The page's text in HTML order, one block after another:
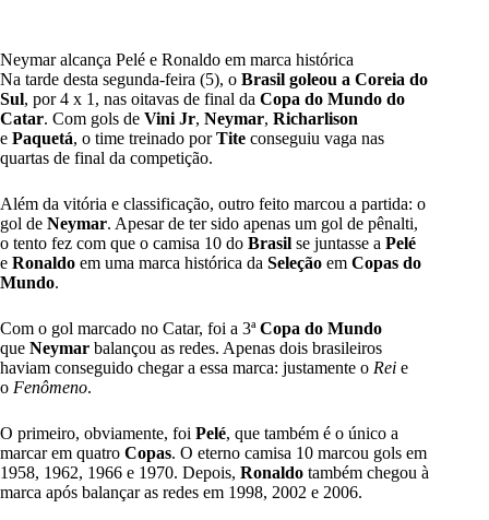
Neymar alcança Pelé e Ronaldo em marca histórica
Na tarde desta segunda-feira (5), o Brasil goleou a Coreia do
Sul, por 4 x 1, nas oitavas de final da Copa do Mundo do
Catar. Com gols de Vini Jr, Neymar, Richarlison
e Paquetá, o time treinado porTite conseguiu vaga nas
quartas de final da competição.
Além da vitória e classificação, outro feito marcou a partida: o
gol de Neymar. Apesar de ter sido apenas um gol de pênalti,
o tento fez com que o camisa 10 do Brasil se juntasse a Pelé
e Ronaldo em uma marca histórica da Seleção em Copas do
Mundo.
Com o gol marcado no Catar, foi a 3ªCopa do Mundo
que Neymar balançou as redes. Apenas dois brasileiros
haviam conseguido chegar a essa marca: justamente o Rei e
o Fenômeno.
O primeiro, obviamente, foi Pelé, que também é o único a
marcar em quatro Copas. O eterno camisa 10 marcou gols em
1958, 1962, 1966 e 1970. Depois, Ronaldo também chegou à
marca após balançar as redes em 1998, 2002 e 2006.